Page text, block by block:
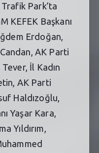
Park’ta
KEFEK Başkanı
Erdoğan,
AK Parti
İl Kadın
AK Parti
Haldızoğlu,
Yaşar Kara,
Yıldırım,